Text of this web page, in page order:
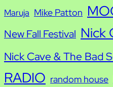
Maruja Mike Patton
New Fall Festival Nick
Nick Cave & The Bad
RADIO random house